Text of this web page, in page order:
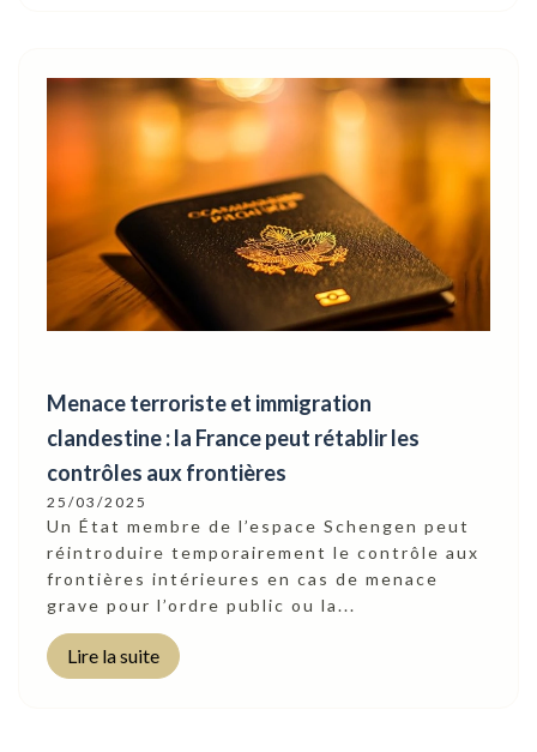
Menace terroriste et immigration
clandestine : la France peut rétablir les
contrôles aux frontières
25/03/2025
Un État membre de l’espace Schengen peut
réintroduire temporairement le contrôle aux
frontières intérieures en cas de menace
grave pour l’ordre public ou la...
Lire la suite